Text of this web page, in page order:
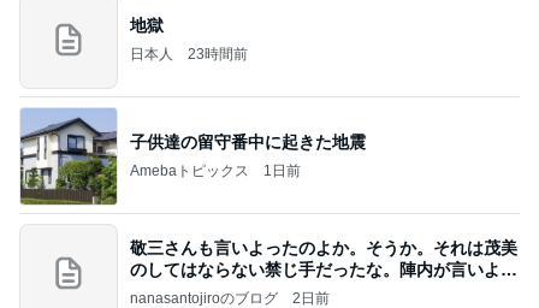
地獄
日本人 23時間前
子供達の留守番中に起きた地震
Amebaトピックス 1日前
敬三さんも言いよったのよか。そうか。それは茂美
のしてはならない禁じ手だったな。陣内が言いよる
のよ
nanasantojiroのブログ 2日前